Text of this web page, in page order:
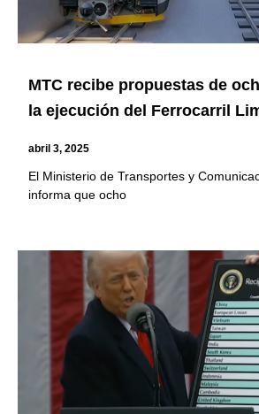
MTC recibe propuestas de
la ejecución del Ferrocarril
abril 3, 2025
El Ministerio de Transportes y
informa que ocho